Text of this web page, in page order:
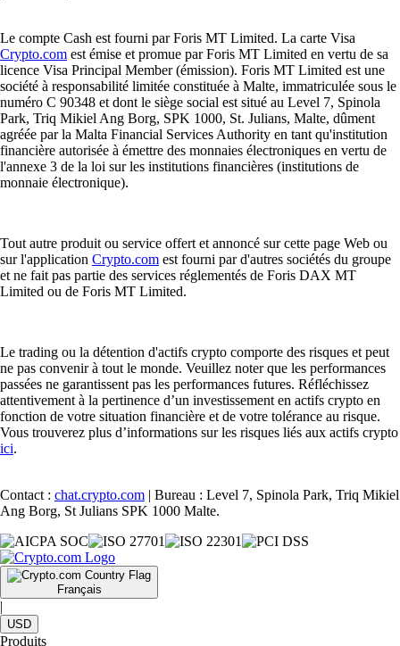
Le compte Cash est fourni par Foris MT Limited. La carte Visa
Crypto.com est émise et promue par Foris MT Limited en vertu de sa
licence Visa Principal Member (émission). Foris MT Limited est une
société à responsabilité limitée constituée à Malte, immatriculée sous le
numéro C 90348 et dont le siège social est situé au Level 7, Spinola
Park, Triq Mikiel Ang Borg, SPK 1000, St. Julians, Malte, dûment
agréée par la Malta Financial Services Authority en tant qu'institution
financière autorisée à émettre des monnaies électroniques en vertu de
l'annexe 3 de la loi sur les institutions financières (institutions de
monnaie électronique).
Tout autre produit ou service offert et annoncé sur cette page Web ou
sur l'application Crypto.com est fourni par d'autres sociétés du groupe
et ne fait pas partie des services réglementés de Foris DAX MT
Limited ou de Foris MT Limited.
Le trading ou la détention d'actifs crypto comporte des risques et peut
ne pas convenir à tout le monde. Veuillez noter que les performances
passées ne garantissent pas les performances futures. Réfléchissez
attentivement à la pertinence d’un investissement en actifs crypto en
fonction de votre situation financière et de votre tolérance au risque.
Vous trouverez plus d’informations sur les risques liés aux actifs crypto
ici.
Contact : chat.crypto.com | Bureau : Level 7, Spinola Park, Triq Mikiel
Ang Borg, St Julians SPK 1000 Malte.
Français
|
USD
Produits